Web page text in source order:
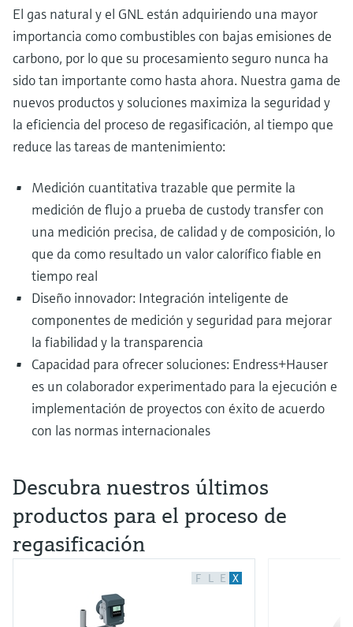
El gas natural y el GNL están adquiriendo una mayor
importancia como combustibles con bajas emisiones de
carbono, por lo que su procesamiento seguro nunca ha
sido tan importante como hasta ahora. Nuestra gama de
nuevos productos y soluciones maximiza la seguridad y
la eficiencia del proceso de regasificación, al tiempo que
reduce las tareas de mantenimiento:
Medición cuantitativa trazable que permite la
medición de flujo a prueba de custody transfer con
una medición precisa, de calidad y de composición, lo
que da como resultado un valor calorífico fiable en
tiempo real
Diseño innovador: Integración inteligente de
componentes de medición y seguridad para mejorar
la fiabilidad y la transparencia
Capacidad para ofrecer soluciones: Endress+Hauser
es un colaborador experimentado para la ejecución e
implementación de proyectos con éxito de acuerdo
con las normas internacionales
Descubra nuestros últimos
productos para el proceso de
regasificación
F L E X